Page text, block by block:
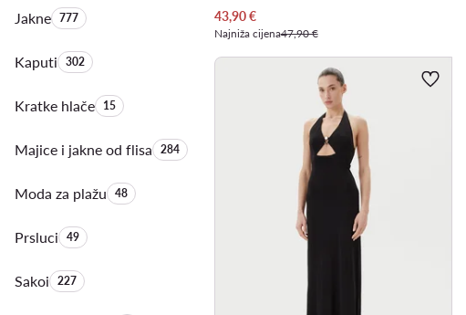
JakneKoličina proizvoda:
777
KaputiKoličina proizvoda:
302
Kratke hlačeKoličina proizvoda:
15
Majice i jakne od flisaKoličina proizvoda:
284
Moda za plažuKoličina proizvoda:
48
PrsluciKoličina proizvoda:
49
SakoiKoličina proizvoda:
227
Trenutna cijena
43,90€
Najniža cijena47,90 €